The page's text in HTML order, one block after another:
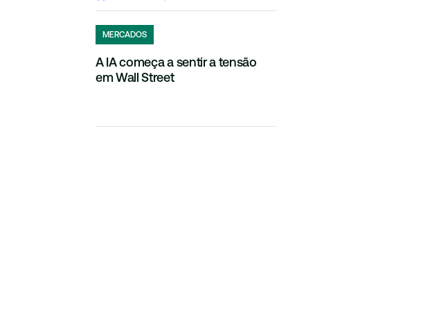
MERCADOS
A IA começa a sentir a tensão
em Wall Street